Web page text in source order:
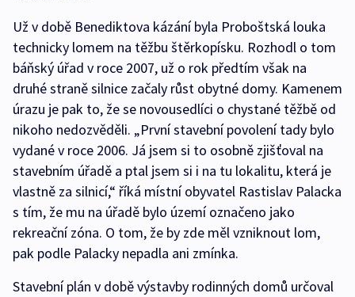
Už v době Benediktova kázání byla Proboštská louka
technicky lomem na těžbu štěrkopísku. Rozhodl o tom
báňský úřad v roce 2007, už o rok předtím však na
druhé straně silnice začaly růst obytné domy. Kamenem
úrazu je pak to, že se novousedlíci o chystané těžbě od
nikoho nedozvěděli. „První stavební povolení tady bylo
vydané v roce 2006. Já jsem si to osobně zjišťoval na
stavebním úřadě a ptal jsem si i na tu lokalitu, která je
vlastně za silnicí,“ říká místní obyvatel Rastislav Palacka
s tím, že mu na úřadě bylo území označeno jako
rekreační zóna. O tom, že by zde měl vzniknout lom,
pak podle Palacky nepadla ani zmínka.
Stavební plán v době výstavby rodinných domů určoval